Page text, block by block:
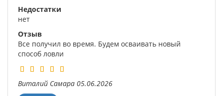
Недостатки
нет
Отзыв
Все получил во время. Будем осваивать новый
способ ловли
Виталий Самара 05.06.2026